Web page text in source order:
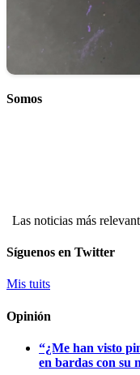
Somos
Las noticias más
Síguenos en Twitter
Mis tuits
Opinión
“¿Me han visto
en bardas con su